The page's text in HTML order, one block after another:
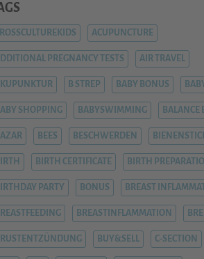
ACUPUNCTURE
PREGNANCY TESTS AIR TRAVEL
B STREP BABY BONUS
SHOPPING BABYSWIMMING BALANCE
BEES BESCHWERDEN
BIRTH CERTIFICATE BIRTH
PARTY BONUS BREAST
BREASTINFLAMMATION
BUY&SELL C-SECTION